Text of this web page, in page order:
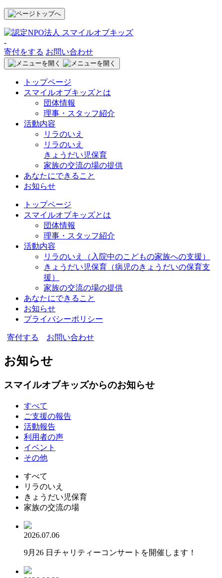
-
寄付をする お問い合わせ
トップページ
スマイルオブキッズとは
団体情報
理事・スタッフ紹介
活動内容
リラのいえ
リラのいえ
きょうだい児保育
家族の交流の場の提供
あなたにできること
お知らせ
トップページ
スマイルオブキッズとは
団体情報
理事・スタッフ紹介
活動内容
リラのいえ
（入院中のこどもの家族への支援）
きょうだい児保育 （病児のきょうだいの保育支
援）
家族の交流の場の提供
あなたにできること
お知らせ
プライバシーポリシー
寄付する お問い合わせ
お知らせ
スマイルオブキッズからのお知らせ
すべて
ご支援の報告
活動報告
利用者の声
イベント
その他
すべて
リラのいえ
きょうだい児保育
家族の交流の場
2026.07.06
9月26 日チャリティーコンサートを開催します！